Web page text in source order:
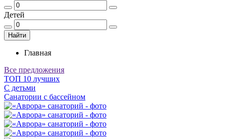
Детей
Найти
Главная
Все предложения
ТОП 10 лучших
С детьми
Санатории с бассейном